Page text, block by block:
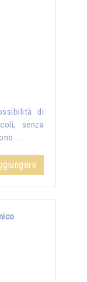
di
senza
…